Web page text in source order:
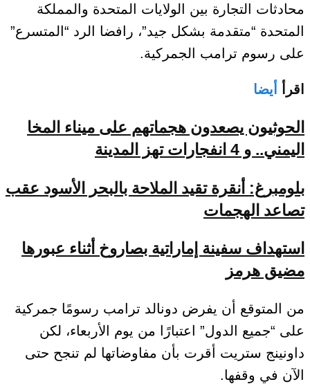
محادثات التجارة بين الولايات المتحدة والمملكة
المتحدة “متقدمة بشكل جيد”، رافضا الرد “المتسرع”
على رسوم ترامب الجمركية.
اقرأ أيضا
الحوثيون يصعدون هجماتهم على ميناء المخا
اليمني.. و 4 انفجارات تهز المدينة
بلومبرغ: أنقرة تقيد الملاحة بالبحر الأسود عقب
تصاعد الهجمات
استهداف سفينة إماراتية بصاروخ أثناء عبورها
مضيق هرمز
من المتوقع أن يفرض دونالد ترامب رسومًا جمركية
على “جميع الدول” اعتبارًا من يوم الأربعاء، لكن
داونينج ستريت أقرت بأن مفاوضاتها لم تنجح حتى
الآن في وقفها.